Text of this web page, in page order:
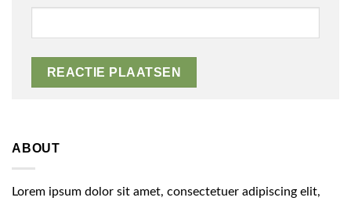
ABOUT
Lorem ipsum dolor sit amet, consectetuer adipiscing elit,